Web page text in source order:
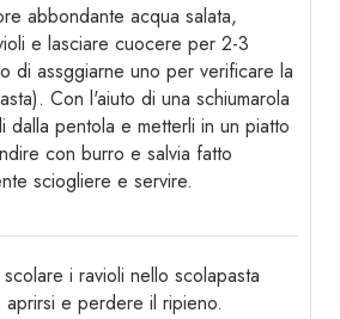
abbondante acqua salata,
e lasciare cuocere per 2-3
di assggiarne uno per verificare la
Con l'aiuto di una schiumarola
dalla pentola e metterli in un piatto
con burro e salvia fatto
sciogliere e servire.
i ravioli nello scolapasta
e perdere il ripieno.